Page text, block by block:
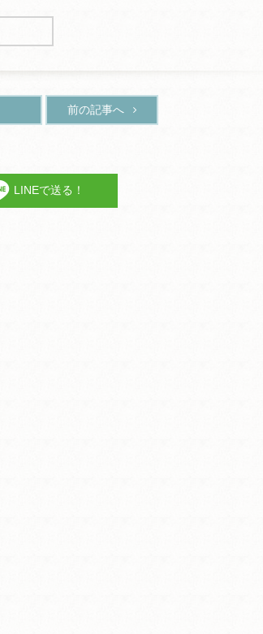
前の記事へ
LINEで送る！